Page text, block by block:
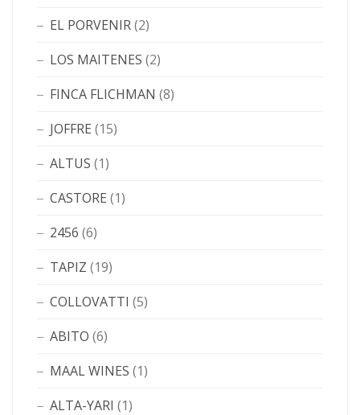
EL PORVENIR(2)
LOS MAITENES (2)
FINCA FLICHMAN (8)
JOFFRE (15)
ALTUS (1)
CASTORE (1)
2456 (6)
TAPIZ (19)
COLLOVATTI (5)
ABITO (6)
MAAL WINES (1)
ALTA-YARI (1)